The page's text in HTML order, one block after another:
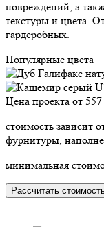
повреждений, а
текстуры и цвета.
гардеробных.
Популярные цвета
Цена проекта от
стоимость зависит
фурнитуры,
минимальная
Рассчитать